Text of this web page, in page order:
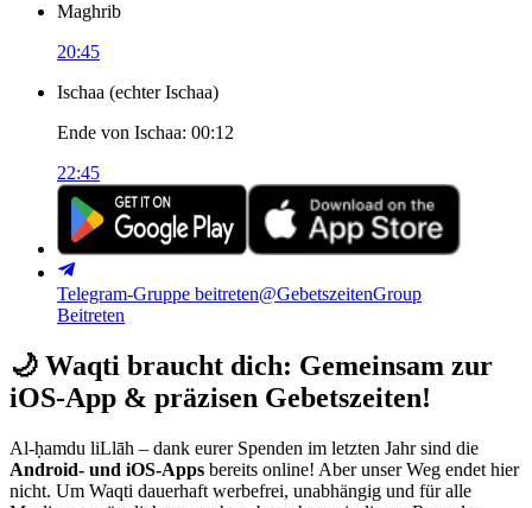
Maghrib
20:45
Ischaa (echter Ischaa)
Ende von Ischaa: 00:12
22:45
Telegram-Gruppe beitreten@GebetszeitenGroup
Beitreten
🌙 Waqti braucht dich: Gemeinsam zur
iOS-App & präzisen Gebetszeiten!
Al-ḥamdu liLlāh – dank eurer Spenden im letzten Jahr sind die
Android- und iOS-Apps bereits online! Aber unser Weg endet hier
nicht. Um Waqti dauerhaft werbefrei, unabhängig und für alle